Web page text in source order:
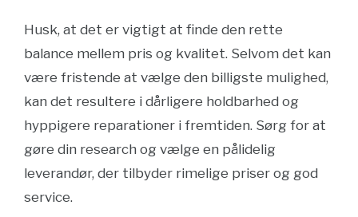
Husk, at det er vigtigt at finde den rette
balance mellem pris og kvalitet. Selvom det kan
være fristende at vælge den billigste mulighed,
kan det resultere i dårligere holdbarhed og
hyppigere reparationer i fremtiden. Sørg for at
gøre din research og vælge en pålidelig
leverandør, der tilbyder rimelige priser og god
service.